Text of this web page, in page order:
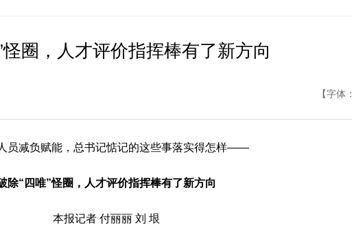
怪圈，人才评价指挥棒有了新方向
【字体：
员减负赋能，总书记惦记的这些事落实得怎样——
除“四唯”怪圈，人才评价指挥棒有了新方向
本报记者 付丽丽 刘 垠